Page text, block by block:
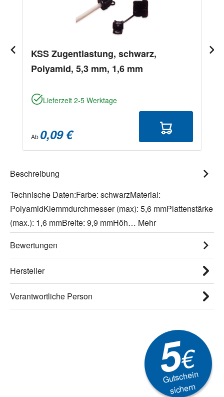
KSS Zugentlastung, schwarz,
Polyamid, 5,3 mm, 1,6 mm
Lieferzeit 2-5 Werktage
Ab 0,09 €
Beschreibung
Technische Daten:Farbe: schwarzMaterial:
PolyamidKlemmdurchmesser (max): 5,6 mmPlattenstärke
(max.): 1,6 mmBreite: 9,9 mmHöh… Mehr
Bewertungen
Hersteller
Verantwortliche Person
5€
Gutschein
sichern